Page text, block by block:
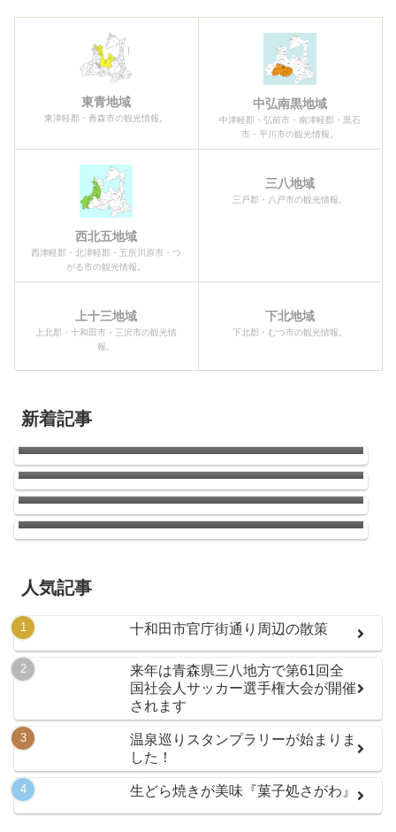
東青地域
東津軽郡・青森市の観光情報。
中弘南黒地域
中津軽郡・弘前市・南津軽郡・黒石
市・平川市の観光情報。
西北五地域
西津軽郡・北津軽郡・五所川原市・つ
がる市の観光情報。
三八地域
三戸郡・八戸市の観光情報。
上十三地域
上北郡・十和田市・三沢市の観光情
報。
下北地域
下北郡・むつ市の観光情報。
新着記事
2026青森ねぶた祭開幕！！
南郷のひまわり
ウニの季節がやってきた！
店長お気に入りのラーメン屋さんがドーナッ
ツ（ハンバーガーもあり）のお店に変わって
いた件
人気記事
十和田市官庁街通り周辺の散策
来年は青森県三八地方で第61回全
国社会人サッカー選手権大会が開催
されます
温泉巡りスタンプラリーが始まりま
した！
生どら焼きが美味『菓子処さがわ』